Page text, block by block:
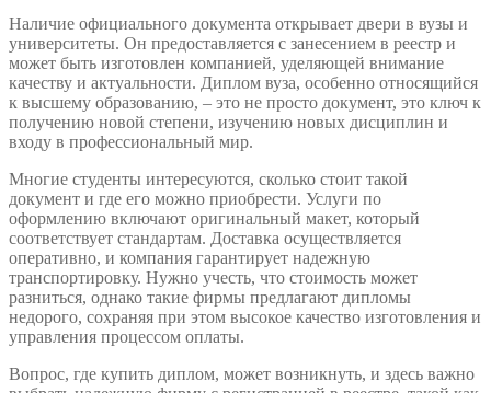
Наличие официального документа открывает двери в вузы и
университеты. Он предоставляется с занесением в реестр и
может быть изготовлен компанией, уделяющей внимание
качеству и актуальности. Диплом вуза, особенно относящийся
к высшему образованию, – это не просто документ, это ключ к
получению новой степени, изучению новых дисциплин и
входу в профессиональный мир.
Многие студенты интересуются, сколько стоит такой
документ и где его можно приобрести. Услуги по
оформлению включают оригинальный макет, который
соответствует стандартам. Доставка осуществляется
оперативно, и компания гарантирует надежную
транспортировку. Нужно учесть, что стоимость может
разниться, однако такие фирмы предлагают дипломы
недорого, сохраняя при этом высокое качество изготовления и
управления процессом оплаты.
Вопрос, где купить диплом, может возникнуть, и здесь важно